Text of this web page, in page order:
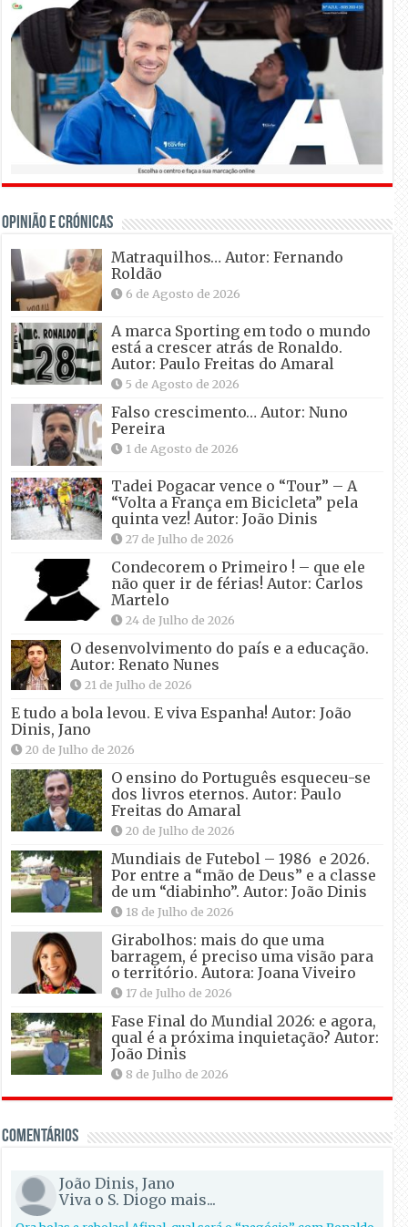
OPINIÃO E CRÓNICAS
Matraquilhos… Autor: Fernando
Roldão
6 de Agosto de 2026
A marca Sporting em todo o mundo
está a crescer atrás de Ronaldo.
Autor: Paulo Freitas do Amaral
5 de Agosto de 2026
Falso crescimento… Autor: Nuno
Pereira
1 de Agosto de 2026
Tadei Pogacar vence o “Tour” – A
“Volta a França em Bicicleta” pela
quinta vez! Autor: João Dinis
27 de Julho de 2026
Condecorem o Primeiro ! – que ele
não quer ir de férias! Autor: Carlos
Martelo
24 de Julho de 2026
O desenvolvimento do país e a educação.
Autor: Renato Nunes
21 de Julho de 2026
E tudo a bola levou. E viva Espanha! Autor: João
Dinis, Jano
20 de Julho de 2026
O ensino do Português esqueceu-se
dos livros eternos. Autor: Paulo
Freitas do Amaral
20 de Julho de 2026
Mundiais de Futebol – 1986 e 2026.
Por entre a “mão de Deus” e a classe
de um “diabinho”. Autor: João Dinis
18 de Julho de 2026
Girabolhos: mais do que uma
barragem, é preciso uma visão para
o território. Autora: Joana Viveiro
17 de Julho de 2026
Fase Final do Mundial 2026: e agora,
qual é a próxima inquietação? Autor:
João Dinis
8 de Julho de 2026
Comentários
João Dinis, Jano
Viva o S. Diogo mais...